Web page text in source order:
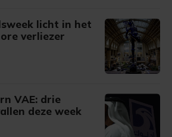
licht in het
verliezer
VAE: drie
deze week